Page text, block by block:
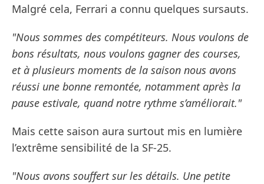
Malgré cela, Ferrari a connu quelques sursauts.
"Nous sommes des compétiteurs. Nous voulons de
bons résultats, nous voulons gagner des courses,
et à plusieurs moments de la saison nous avons
réussi une bonne remontée, notamment après la
pause estivale, quand notre rythme s’améliorait."
Mais cette saison aura surtout mis en lumière
l’extrême sensibilité de la SF-25.
"Nous avons souffert sur les détails. Une petite